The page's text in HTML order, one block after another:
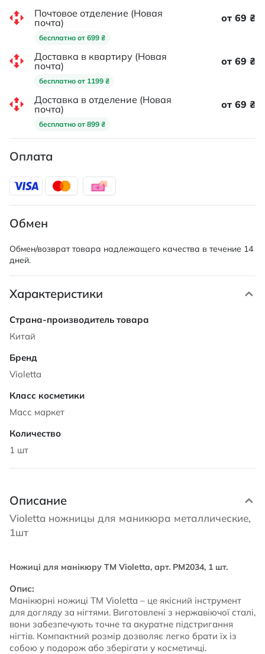
Почтовое отделение (Новая
почта)
бесплатно от 699 ₴
от 69 ₴
Доставка в квартиру (Новая
почта)
бесплатно от 1199 ₴
от 69 ₴
Доставка в отделение (Новая
почта)
бесплатно от 899 ₴
от 69 ₴
Оплата
Обмен
Обмен/возврат товара надлежащего качества в течение 14
дней.
Характеристики
Характеристики
Китай
Violetta
Масс маркет
1 шт
Описание
Violetta ножницы для маникюра металлические,
1шт
Ножиці для манікюру TM Violetta, арт. PM2034, 1 шт.
Опис:
Манікюрні ножиці TM Violetta – це якісний інструмент
для догляду за нігтями. Виготовлені з нержавіючої сталі,
вони забезпечують точне та акуратне підстригання
нігтів. Компактний розмір дозволяє легко брати їх із
собою у подорож або зберігати у косметичці.